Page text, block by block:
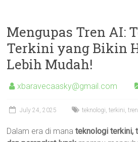
Mengupas Tren AI:
Terkini yang Bikin
Lebih Mudah!
xbaravecaasky@gmail.com
July 24, 2025 teknologi,terkini,tren
Dalam era di manateknologi terkini,